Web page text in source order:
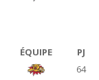
ÉQUIPE PJ
64